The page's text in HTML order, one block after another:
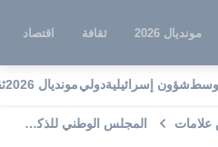
مونديال 2026 ثقافة اقتصاد
شؤون إسرائيليةدوليمونديال 2026
المجلس الوطني للذكاء الاصطناعي